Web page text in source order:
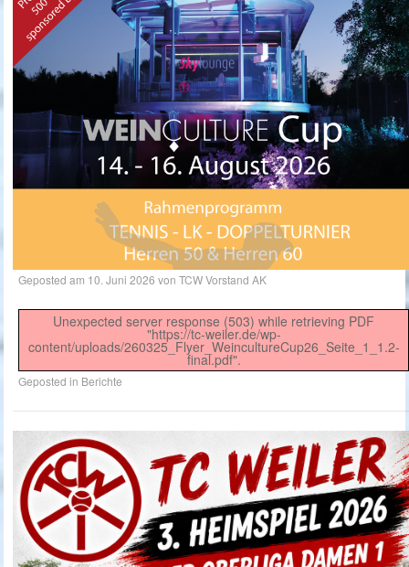
Geposted am 10. Juni 2026 vonTCW Vorstand AK
Unexpected server response (503) while retrieving PDF
"https://tc-weiler.de/wp-
content/uploads/260325_Flyer_WeincultureCup26_Seite_1_1.2-
final.pdf".
Geposted in Berichte